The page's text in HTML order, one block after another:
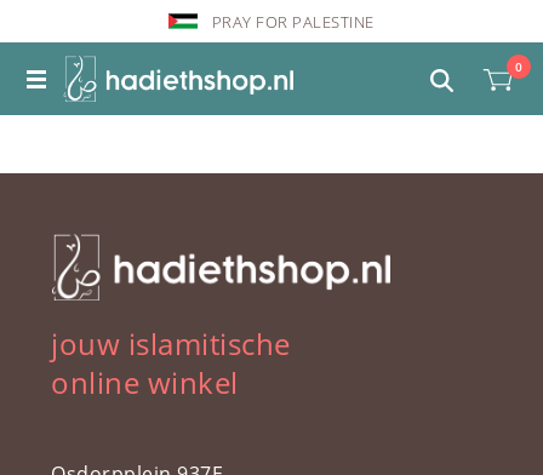
PRAY FOR PALESTINE
0
jouw islamitische
online winkel